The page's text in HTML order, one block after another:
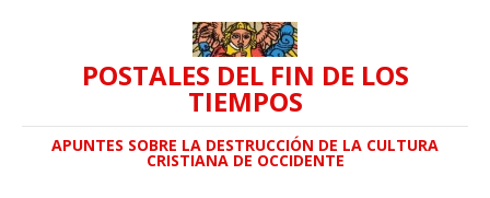
POSTALES DEL FIN DE LOS
TIEMPOS
APUNTES SOBRE LA DESTRUCCIÓN DE LA CULTURA
CRISTIANA DE OCCIDENTE